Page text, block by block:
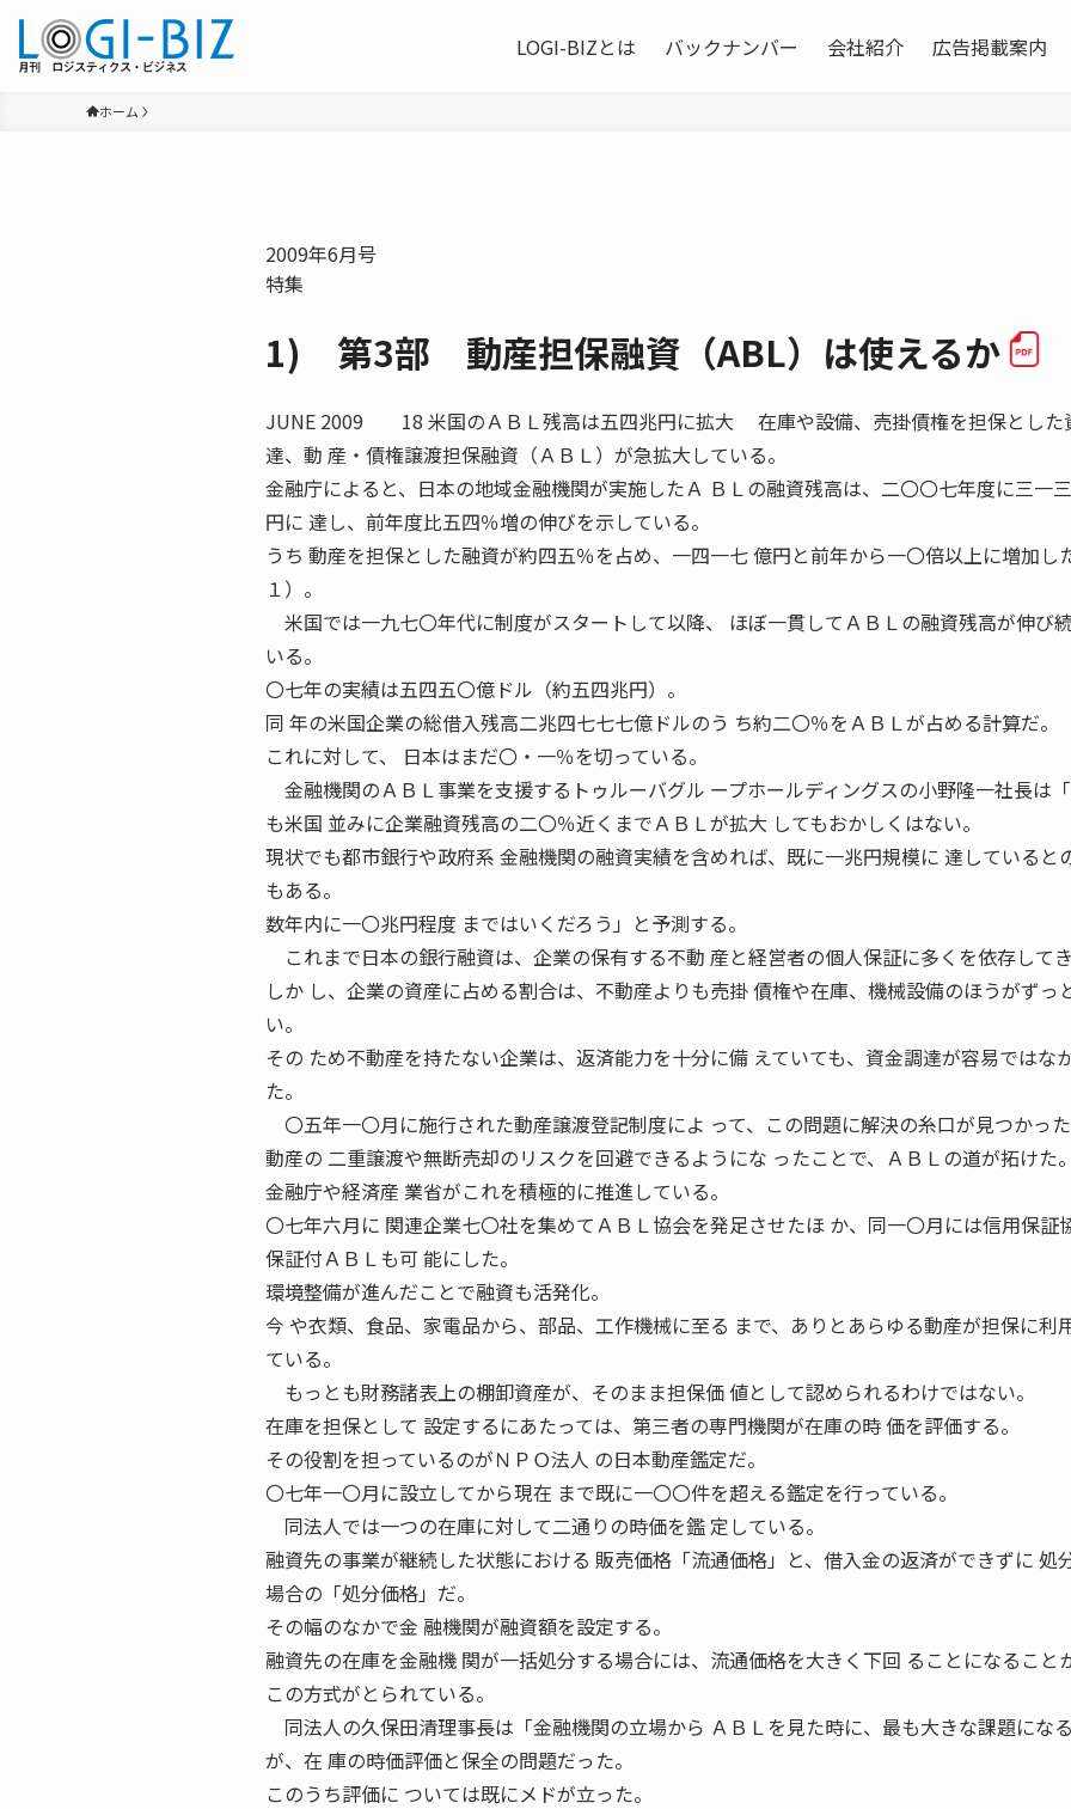
LOGI-BIZとは バックナンバー 会社紹介 広告掲載案内
ホーム
2009年6月号
特集
1) 第3部 動産担保融資（ABL）は使えるか
JUNE 2009 18 米国のＡＢＬ残高は五四兆円に拡大 在庫や設備、売掛債権を担保とした
達、動 産・債権譲渡担保融資（ＡＢＬ）が急拡大している。
金融庁によると、日本の地域金融機関が実施したＡ ＢＬの融資残高は、二〇〇七年度に三一
円に 達し、前年度比五四％増の伸びを示している。
うち 動産を担保とした融資が約四五％を占め、一四一七 億円と前年から一〇倍以上に増加し
１）。
米国では一九七〇年代に制度がスタートして以降、 ほぼ一貫してＡＢＬの融資残高が伸び
いる。
〇七年の実績は五四五〇億ドル（約五四兆円）。
同 年の米国企業の総借入残高二兆四七七七億ドルのう ち約二〇％をＡＢＬが占める計算だ。
これに対して、 日本はまだ〇・一％を切っている。
金融機関のＡＢＬ事業を支援するトゥルーバグル ープホールディングスの小野隆一社長は
も米国 並みに企業融資残高の二〇％近くまでＡＢＬが拡大 してもおかしくはない。
現状でも都市銀行や政府系 金融機関の融資実績を含めれば、既に一兆円規模に 達していると
もある。
数年内に一〇兆円程度 まではいくだろう」と予測する。
これまで日本の銀行融資は、企業の保有する不動 産と経営者の個人保証に多くを依存してき
しか し、企業の資産に占める割合は、不動産よりも売掛 債権や在庫、機械設備のほうがずっ
い。
その ため不動産を持たない企業は、返済能力を十分に備 えていても、資金調達が容易ではな
た。
〇五年一〇月に施行された動産譲渡登記制度によ って、この問題に解決の糸口が見つかった
動産の 二重譲渡や無断売却のリスクを回避できるようにな ったことで、ＡＢＬの道が拓けた。
金融庁や経済産 業省がこれを積極的に推進している。
〇七年六月に 関連企業七〇社を集めてＡＢＬ協会を発足させたほ か、同一〇月には信用保証
保証付ＡＢＬも可 能にした。
環境整備が進んだことで融資も活発化。
今 や衣類、食品、家電品から、部品、工作機械に至る まで、ありとあらゆる動産が担保に利
ている。
もっとも財務諸表上の棚卸資産が、そのまま担保価 値として認められるわけではない。
在庫を担保として 設定するにあたっては、第三者の専門機関が在庫の時 価を評価する。
その役割を担っているのがＮＰＯ法人 の日本動産鑑定だ。
〇七年一〇月に設立してから現在 まで既に一〇〇件を超える鑑定を行っている。
同法人では一つの在庫に対して二通りの時価を鑑 定している。
融資先の事業が継続した状態における 販売価格「流通価格」と、借入金の返済ができずに 処
場合の「処分価格」だ。
その幅のなかで金 融機関が融資額を設定する。
融資先の在庫を金融機 関が一括処分する場合には、流通価格を大きく下回 ることになること
この方式がとられている。
同法人の久保田清理事長は「金融機関の立場から ＡＢＬを見た時に、最も大きな課題にな
が、在 庫の時価評価と保全の問題だった。
このうち評価に ついては既にメドが立った。